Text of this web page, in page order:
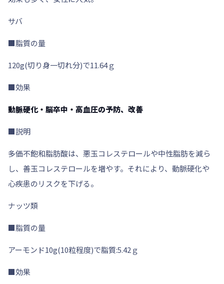
サバ
■脂質の量
120g(切り身一切れ分)で11.64ｇ
■効果
動脈硬化・脳卒中・高血圧の予防、改善
■説明
多価不飽和脂肪酸は、悪玉コレステロールや中性脂肪を減ら
し、善玉コレステロールを増やす。それにより、動脈硬化や
心疾患のリスクを下げる。
ナッツ類
■脂質の量
アーモンド10g(10粒程度)で脂質:5.42ｇ
■効果